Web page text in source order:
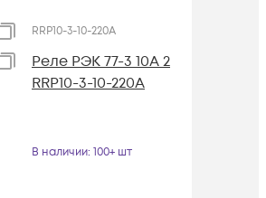
RRP10-3-10-220A
Реле РЭК 77-3 10А 220В AC IEK
RRP10-3-10-220A
В наличии: 100+ шт